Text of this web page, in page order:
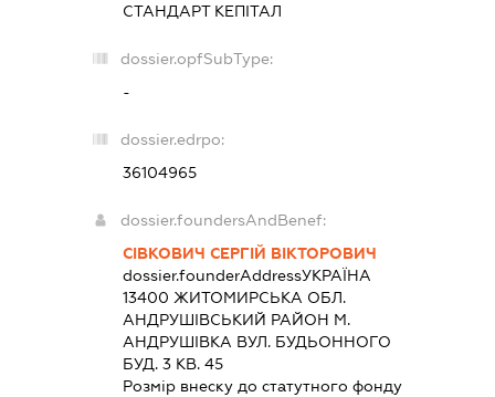
СТАНДАРТ КЕПІТАЛ
dossier.opfSubType:
-
dossier.edrpo:
36104965
dossier.foundersAndBenef:
СІВКОВИЧ СЕРГІЙ ВІКТОРОВИЧ
dossier.founderAddressУКРАЇНА
13400 ЖИТОМИРСЬКА ОБЛ.
АНДРУШIВСЬКИЙ РАЙОН М.
АНДРУШІВКА ВУЛ. БУДЬОННОГО
БУД. 3 КВ. 45
Розмір внеску до статутного фонду